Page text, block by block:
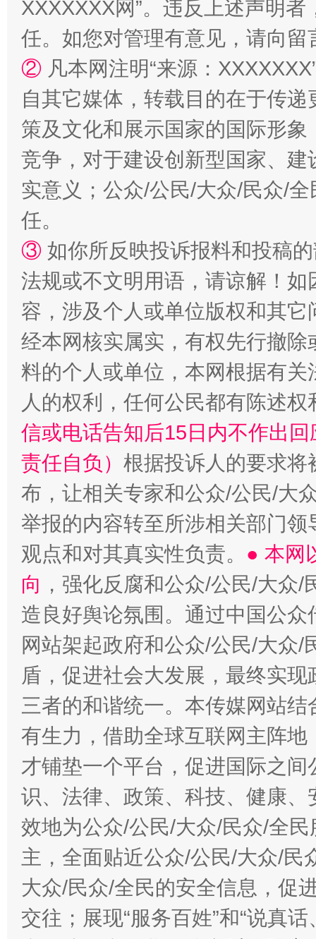
XXXXXXX网”。违反上述声明
任。如您对管理有意见，请向
② 凡本网注明“来源：
自其它媒体，转载目的在于传
策及文化和展示国家的国际形
竞争，对于建设创新型国家、
实意义；公众/公民/大众/民众/
任。
③ 如你所反映投诉报料和投稿
法规或不文明用语，请谅解！
容，涉及个人或单位版权和其它
经本网核实属实，有权先行撤
料的个人或单位，本网根据有
人的权利，任何公民都有陈述
信或电话告知后15日内不作出
责任自负） 根据投诉人的要求将
布，让相关专家和公众/公民/大
举报的内容转至所涉相关部门
观点和对其真实性负责。 ● 本网
向 ，强化反腐和公众/公民/大众
造良好舆论氛围。通过中国公
网站架起政府和公众/公民/大众
盾，促进社会大发展，最终实
三者的和谐统一。本传媒网站
有生力，借助全球互联网主阵
才铺垫一个平台，促进国际之
识、法律、政策、科技、健康
效地为公众/公民/大众/民众/全
主，全面贴近公众/公民/大众/民
大众/民众/全民的安全信息，促
交往；展现“服务百姓”和“说真